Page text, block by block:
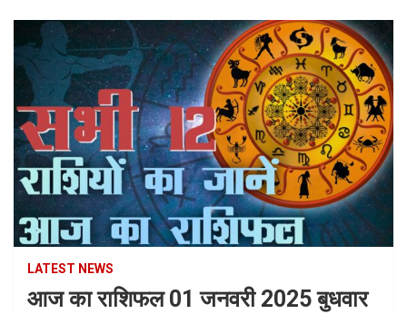
LATEST NEWS
आज का राशिफल 01 जनवरी 2025 बुधवार